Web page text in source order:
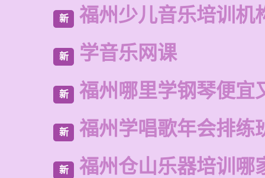
新 福州少儿音乐培训机
新 学音乐网课
新 福州哪里学钢琴便宜
新 福州学唱歌年会排练
新 福州仓山乐器培训哪